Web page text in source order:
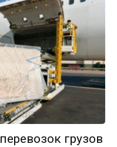
грузов